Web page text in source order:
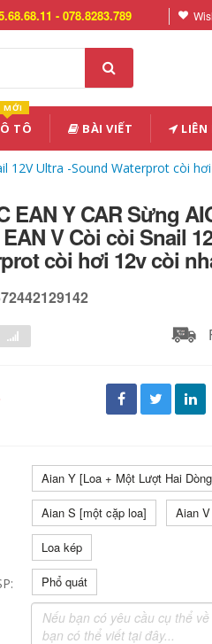
- 078.8283.789
TÔ
MỚI
BÀI VIẾT LIÊN
12V Ultra -Sound Waterprot còi
EAN Y CAR Sừng
V Còi còi Snail
còi hơi 12v còi
Aian Y [Loa + Một Lượt Hai
Aian S [một cặp loa] Aian
Loa kép
Phổ quát